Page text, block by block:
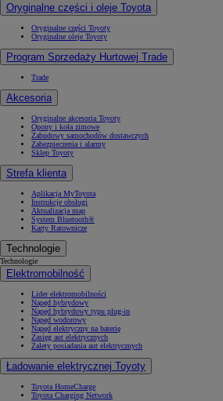
Oryginalne części i oleje Toyota
Oryginalne części Toyoty
Oryginalne oleje Toyoty
Program Sprzedaży Hurtowej Trade
Trade
Akcesoria
Oryginalne akcesoria Toyoty
Opony i koła zimowe
Zabudowy samochodów dostawczych
Zabezpieczenia i alarmy
Sklep Toyoty
Strefa klienta
Aplikacja MyToyota
Instrukcje obsługi
Aktualizacja map
System Bluetooth®
Karty Ratownicze
Technologie
Technologie
Elektromobilność
Lider elektromobilności
Napęd hybrydowy
Napęd hybrydowy typu plug-in
Napęd wodorowy
Napęd elektryczny na baterię
Zasięg aut elektrycznych
Zalety posiadania aut elektrycznych
Ładowanie elektrycznej Toyoty
Toyota HomeCharge
Toyota Charging Network